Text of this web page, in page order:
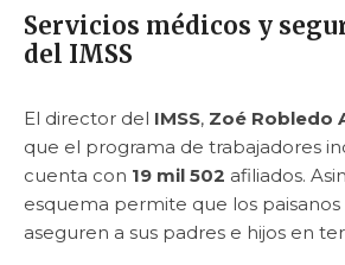
Servicios médicos y
del IMSS
El director del IMSS, Zoé Robledo
que el programa de trabajadores
cuenta con 19 mil 502 afiliados.
esquema permite que los
aseguren a sus padres e hijos en